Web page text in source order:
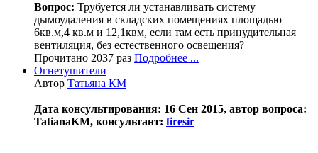
Вопрос: Трубуется ли устанавливать систему
дымоудаления в складских помещениях площадью
6кв.м,4 кв.м и 12,1квм, если там есть принудительная
вентиляция, без естественного освещения?
Прочитано 2037 раз Подробнее ...
Огнетушители
Автор Татьяна КМ
Дата консультирования: 16 Сен 2015, автор вопроса:
TatianaKM, консультант: firesir